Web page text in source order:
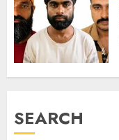
SEARCH